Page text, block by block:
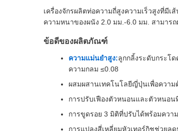
เครื่องจักรผลิตท่อความถี่สูงความเร็วสูงที่มี
ความหนาของผนัง 2.0 มม.-6.0 มม. สามาร
ข้อดีของผลิตภัณฑ์
ความแม่นยำสูง:ลูกกลิ้งระดับกระโ
ความกลม ≤0.08
ผสมผสานเทคโนโลยีญี่ปุ่นเพื่อความ
การปรับเฟืองตัวหนอนและตัวหนอ
การขูดรอย 3 มิติที่ปรับได้พร้อมควา
การแปลงสี่เหลี่ยมหัวเทอร์กิชช่วย